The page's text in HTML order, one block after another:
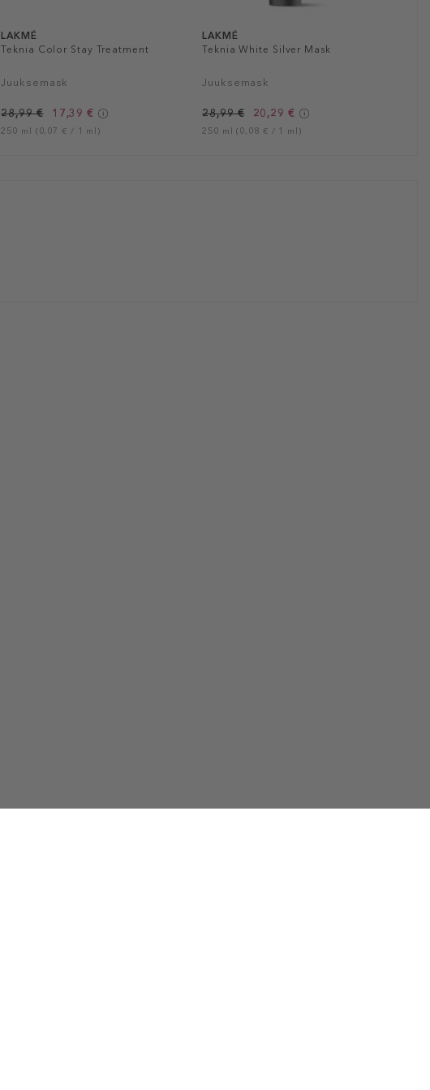
LAKMÉ
Teknia Color Stay Treatment
Juuksemask
28,99 € 17,39 €
250 ml (0,07 € / 1 ml)
LAKMÉ
Teknia White Silver Mask
Juuksemask
28,99 € 20,29 €
250 ml (0,08 € / 1 ml)